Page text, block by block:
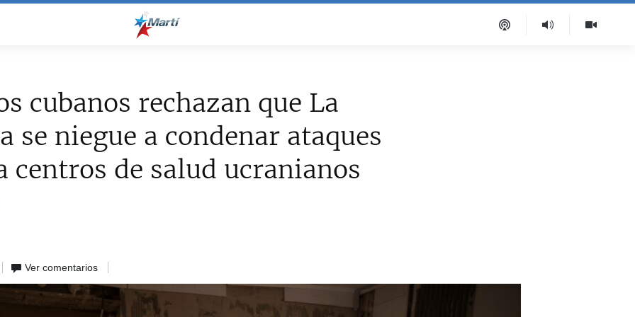
cubanos rechazan que La
se niegue a condenar ataques
centros de salud ucranianos
Ver comentarios